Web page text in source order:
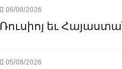
06/08/2026
Ռուսիոյ եւ
05/08/2026